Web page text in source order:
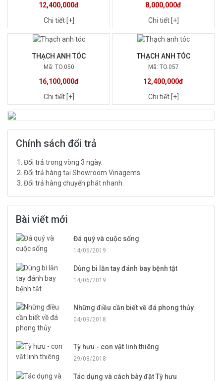
12,400,000đ
Chi tiết [+]
8,000,000đ
Chi tiết [+]
THẠCH ANH TÓC
Mã: TO.050
16,100,000đ
Chi tiết [+]
THẠCH ANH TÓC
Mã: TO.057
12,400,000đ
Chi tiết [+]
Chính sách đổi trả
Đổi trả trong vòng 3 ngày.
Đổi trả hàng tại Showroom Vinagems.
Đổi trả hàng chuyển phát nhanh.
Bài viết mới
Đá quý và cuộc sống
14/06/2019
Dùng bi lăn tay đánh bay bệnh tật
14/06/2019
Những điều cần biết về đá phong thủy
04/09/2018
Tỳ hưu - con vật linh thiêng
29/08/2018
Tác dụng và cách bày đặt Tỳ hưu